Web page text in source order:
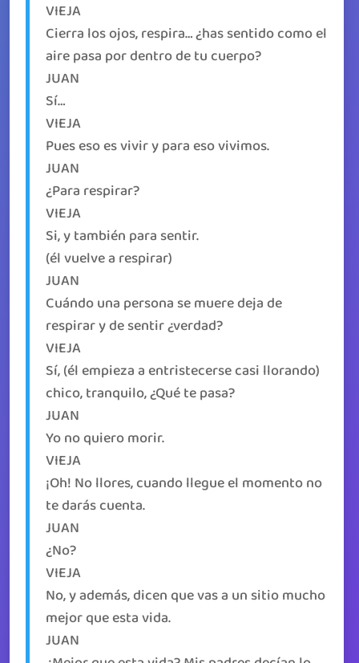
VIEJA
Cierra los ojos, respira… ¿has sentido como el
aire pasa por dentro de tu cuerpo?
JUAN
Sí…
VIEJA
Pues eso es vivir y para eso vivimos.
JUAN
¿Para respirar?
VIEJA
Si, y también para sentir.
(él vuelve a respirar)
JUAN
Cuándo una persona se muere deja de
respirar y de sentir ¿verdad?
VIEJA
Sí, (él empieza a entristecerse casi llorando)
chico, tranquilo, ¿Qué te pasa?
JUAN
Yo no quiero morir.
VIEJA
¡Oh! No llores, cuando llegue el momento no
te darás cuenta.
JUAN
¿No?
VIEJA
No, y además, dicen que vas a un sitio mucho
mejor que esta vida.
JUAN